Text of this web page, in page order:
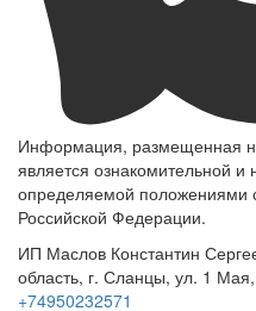
Информация, размещенная
является ознакомительной
определяемой положениями
Российской Федерации.
ИП Маслов Константин
область, г. Сланцы, ул. 1
+74950232571